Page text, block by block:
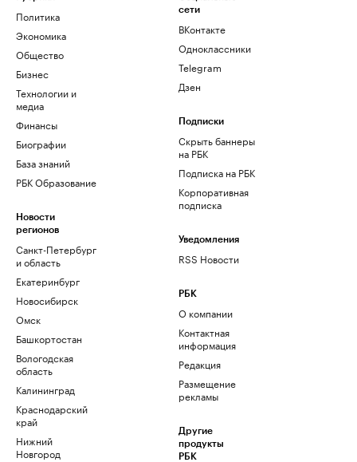
Политика
Экономика
Общество
Бизнес
Технологии и
медиа
Финансы
Биографии
База знаний
РБК Образование
Новости
регионов
Санкт-Петербург
и область
Екатеринбург
Новосибирск
Омск
Башкортостан
Вологодская
область
Калининград
Краснодарский
край
Нижний
Новгород
сети
ВКонтакте
Одноклассники
Telegram
Дзен
Подписки
Скрыть баннеры
на РБК
Подписка на РБК
Корпоративная
подписка
Уведомления
RSS Новости
РБК
О компании
Контактная
информация
Редакция
Размещение
рекламы
Другие
продукты
РБК